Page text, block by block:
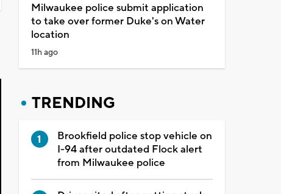
Milwaukee police submit application
to take over former Duke's on Water
location
11h ago
TRENDING
Brookfield police stop vehicle on
I-94 after outdated Flock alert
from Milwaukee police